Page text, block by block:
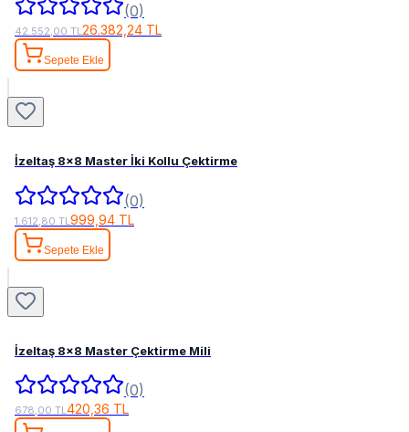
(0)
42.552,00 TL26.382,24 TL
Sepete Ekle
İzeltaş 8x8 Master İki Kollu Çektirme
(0)
1.612,80 TL 999,94 TL
Sepete Ekle
İzeltaş 8x8 Master Çektirme Mili
(0)
678,00 TL420,36 TL